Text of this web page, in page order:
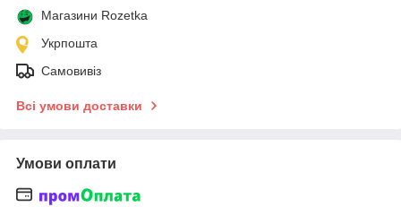
Магазини Rozetka
Укрпошта
Самовивіз
Всі умови доставки
Умови оплати